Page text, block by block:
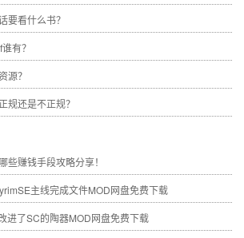
要看什么书？
有？
源？
规还是不正规？
些赚钱手段攻略分享！
主线完成文件MOD网盘免费下载
进了SC的陶器MOD网盘免费下载